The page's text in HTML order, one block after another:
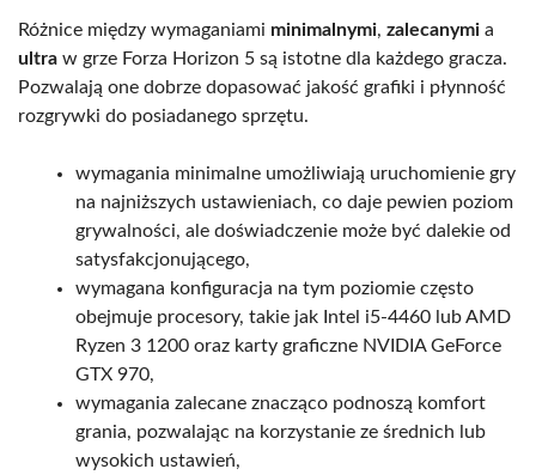
Różnice między wymaganiami minimalnymi, zalecanymi a
ultra w grze Forza Horizon 5 są istotne dla każdego gracza.
Pozwalają one dobrze dopasować jakość grafiki i płynność
rozgrywki do posiadanego sprzętu.
wymagania minimalne umożliwiają uruchomienie gry
na najniższych ustawieniach, co daje pewien poziom
grywalności, ale doświadczenie może być dalekie od
satysfakcjonującego,
wymagana konfiguracja na tym poziomie często
obejmuje procesory, takie jak Intel i5-4460 lub AMD
Ryzen 3 1200 oraz karty graficzne NVIDIA GeForce
GTX 970,
wymagania zalecane znacząco podnoszą komfort
grania, pozwalając na korzystanie ze średnich lub
wysokich ustawień,